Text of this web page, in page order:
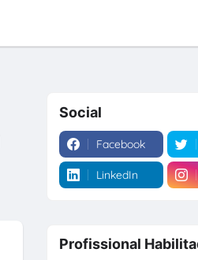
Social
Facebook
LinkedIn
Profissional